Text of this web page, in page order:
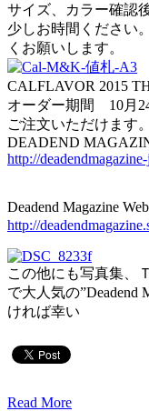
サイズ、カラー確認
少しお時間ください
くお願いします。
CALFLAVOR 2015
オーダー期間 10月
ご注文いただけます。
DEADEND
http://
Deadend Magazine
http://
この他にも写真集、
で大人気の”Deadend
ければ幸い
Read More